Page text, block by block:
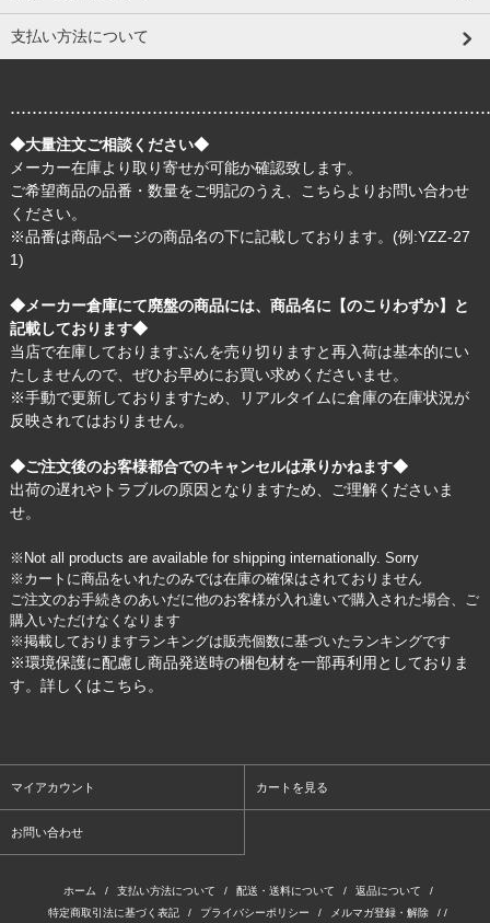
支払い方法について
◆大量注文ご相談ください◆
メーカー在庫より取り寄せが可能か確認致します。
ご希望商品の品番・数量をご明記のうえ、
こちら よりお問い合わせ
ください。
※品番は商品ページの商品名の下に記載しております。(例:YZZ-27
1)
◆メーカー倉庫にて廃盤の商品には、商品名に【のこりわずか】と
記載しております◆
当店で在庫しておりますぶんを売り切りますと再入荷は基本的にい
たしませんので、ぜひお早めにお買い求めくださいませ。
※手動で更新しておりますため、リアルタイムに倉庫の在庫状況が
反映されてはおりません。
◆ご注文後のお客様都合でのキャンセルは承りかねます◆
出荷の遅れやトラブルの原因となりますため、ご理解くださいま
せ。
※Not all products are available for shipping internationally. Sorry
※カートに商品をいれたのみでは在庫の確保はされておりません
ご注文のお手続きのあいだに他のお客様が入れ違いで購入された場合、ご
購入いただけなくなります
※掲載しておりますランキングは販売個数に基づいたランキングです
※環境保護に配慮し商品発送時の梱包材を一部再利用としておりま
す。詳しくはこちら 。
マイアカウント カートを見る
お問い合わせ
ホーム / 支払い方法について / 配送・送料について / 返品について
/
特定商取引法に基づく表記
/ プライバシーポリシー / メルマガ登録・解除 / /